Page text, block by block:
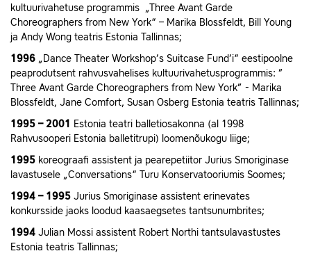
kultuurivahetuse programmis „Three Avant Garde
Choreographers from New York“ – Marika Blossfeldt, Bill Young
ja Andy Wong teatris Estonia Tallinnas;
1996 „Dance Theater Workshop’s Suitcase Fund’i“ eestipoolne
peaprodutsent rahvusvahelises kultuurivahetusprogrammis: ”
Three Avant Garde Choreographers from New York” - Marika
Blossfeldt, Jane Comfort, Susan Osberg Estonia teatris Tallinnas;
1995 – 2001
Estonia teatri balletiosakonna (al 1998
Rahvusooperi Estonia balletitrupi) loomenõukogu liige;
1995 koreograafi assistent ja pearepetiitor Jurius Smoriginase
lavastusele „Conversations“ Turu Konservatooriumis Soomes;
1994 – 1995 Jurius Smoriginase assistent erinevates
konkursside jaoks loodud kaasaegsetes tantsunumbrites;
1994 Julian Mossi assistent Robert Northi tantsulavastustes
Estonia teatris Tallinnas;